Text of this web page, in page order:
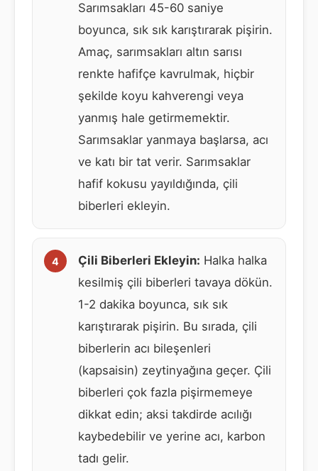
Sarımsakları 45-60 saniye
boyunca, sık sık karıştırarak pişirin.
Amaç, sarımsakları altın sarısı
renkte hafifçe kavrulmak, hiçbir
şekilde koyu kahverengi veya
yanmış hale getirmemektir.
Sarımsaklar yanmaya başlarsa, acı
ve katı bir tat verir. Sarımsaklar
hafif kokusu yayıldığında, çili
biberleri ekleyin.
Çili Biberleri Ekleyin: Halka halka
kesilmiş çili biberleri tavaya dökün.
1-2 dakika boyunca, sık sık
karıştırarak pişirin. Bu sırada, çili
biberlerin acı bileşenleri
(kapsaisin) zeytinyağına geçer. Çili
biberleri çok fazla pişirmemeye
dikkat edin; aksi takdirde acılığı
kaybedebilir ve yerine acı, karbon
tadı gelir.